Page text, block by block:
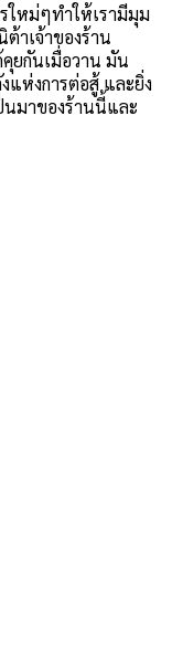
รใหม่ๆทำให้เรามีมุม
าเจ้าของร้าน
คุยกันเมื่อวาน มัน
ห่งการต่อสู้ และยิ่ง
นมาของร้านนี้และ